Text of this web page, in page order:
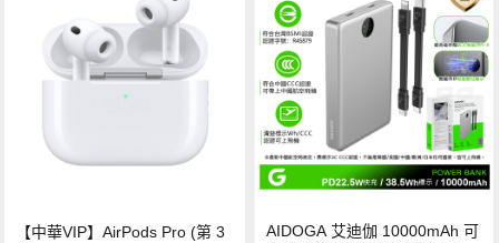
【中華VIP】AirPods Pro (第 3
AIDOGA 艾迪伽 10000mAh 可